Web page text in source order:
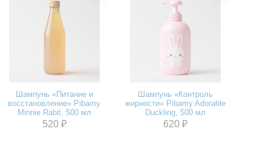
Шампунь «Питание и
восстановление» Pibamy
Minnie Rabit, 500 мл
520 ₽
Шампунь «Контроль
жирности» Pibamy Adorable
Duckling, 500 мл
620 ₽